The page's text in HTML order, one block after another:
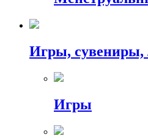
Игры, сувениры,
Игры